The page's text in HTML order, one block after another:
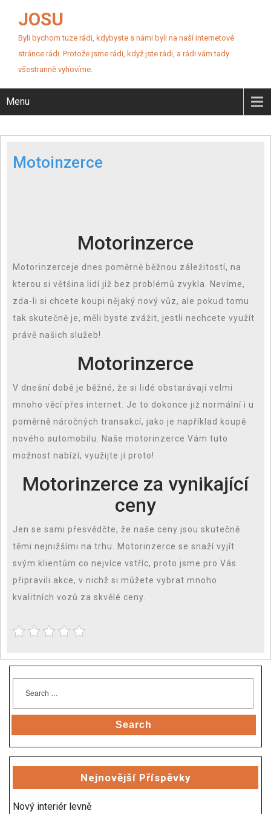
JOSU
Byli bychom tuze rádi, kdybyste s námi byli na naší internetové
stránce rádi. Protože jsme rádi, když jste rádi, a rádi vám tady
všestranně vyhovíme.
Menu
Motoinzerce
Motorinzerce
Motorinzerceje dnes poměrně běžnou záležitostí, na
kterou si většina lidí již bez problémů zvykla. Nevíme,
zda-li si chcete koupi nějaký nový vůz, ale pokud tomu
tak skutečně je, měli byste zvážit, jestli nechcete využít
právě našich služeb!
Motorinzerce
V dnešní době je běžné, že si lidé obstarávají velmi
mnoho věcí přes internet. Je to dokonce již normální i u
poměrně náročných transakcí, jako je například koupě
nového automobilu. Naše motorinzerce Vám tuto
možnost nabízí, využijte jí proto!
Motorinzerce za vynikající
ceny
Jen se sami přesvědčte, že naše ceny jsou skutečně
těmi nejnižšími na trhu. Motorinzerce se snaží vyjít
svým klientům co nejvíce vstříc, proto jsme pro Vás
připravili akce, v nichž si můžete vybrat mnoho
kvalitních vozů za skvělé ceny.
Search
Nejnovější Příspěvky
Nový interiér levně